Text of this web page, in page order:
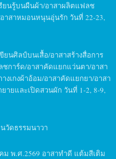
ยนรู้บนผืนผ้า/อาสาผลิตแฟลช
าสาหมอนหนุนอุ่นรัก วันที่ 22-23,
ยนศิลป์บนเสื้อ/อาสาสร้างสื่อการ
การ์ด/อาสาคัดแยกแว่นตา/อาสา
เกงผ้าอ้อม/อาสาคัดแยกยา/อาสา
ายและเปิดสวนผัก วันที่ 1-2, 8-9,
นวัดธรรมนาวา
ม พ.ศ.2569 อาสาทำดี แต้มสีเติม